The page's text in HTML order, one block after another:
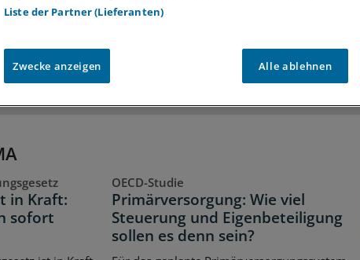
Zugriff auf allemedizinischen Berichte und Kommentare
Voraussetzungen für den Zugang
in Kraft:
sofort
OECD-Studie
Primärversorgung: Wie viel
Steuerung und Eigenbeteiligung
sollen es denn sein?
Liste der Partner (Lieferanten)
Zwecke anzeigen Alle ablehnen